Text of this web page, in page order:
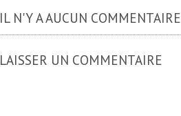
IL N'Y A AUCUN COMMENTAIRE
LAISSER UN COMMENTAIRE